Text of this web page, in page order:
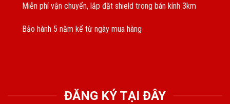
Miễn phí vận chuyển, lắp đặt shield trong bán kính 3km
Bảo hành 5 năm kể từ ngày mua hàng
ĐĂNG KÝ TẠI ĐÂY